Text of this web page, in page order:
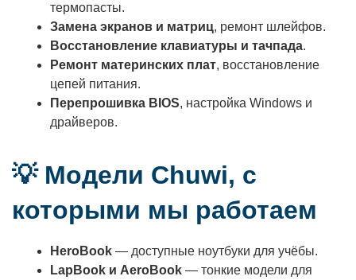
термопасты.
Замена экранов и матриц, ремонт шлейфов.
Восстановление клавиатуры и тачпада.
Ремонт материнских плат, восстановление
цепей питания.
Перепрошивка BIOS, настройка Windows и
драйверов.
💡 Модели Chuwi, с
которыми мы работаем
HeroBook — доступные ноутбуки для учёбы.
LapBook и AeroBook — тонкие модели для